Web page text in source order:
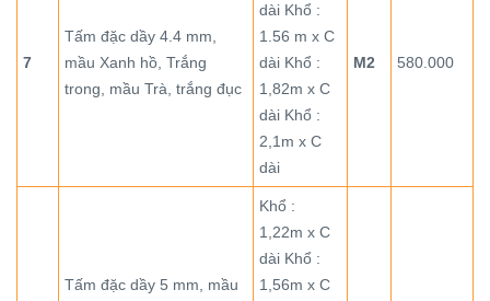
7
Tấm đặc dầy 4.4 mm,
mầu Xanh hồ, Trắng
trong, mầu Trà, trắng đục
dài Khổ :
1.56 m x C
dài Khổ :
1,82m x C
dài Khổ :
2,1m x C
dài
M2 580.000
Tấm đặc dầy 5 mm, mầu
Khổ :
1,22m x C
dài Khổ :
1,56m x C